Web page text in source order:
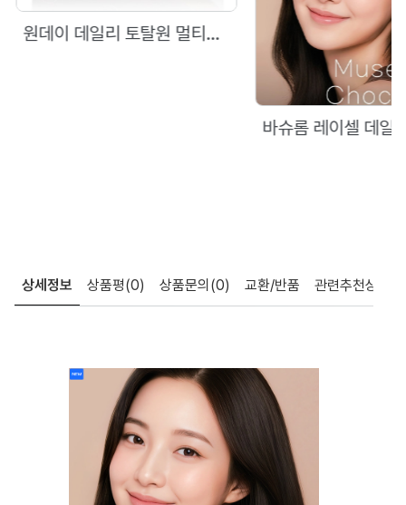
원데이 데일리 토탈원 멀티포컬
상세정보 상품평(0) 상품문의 (0) 교환/반품 관련추천상품